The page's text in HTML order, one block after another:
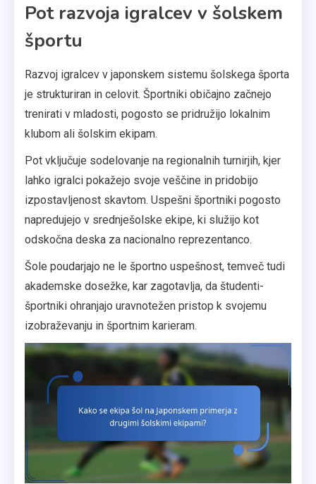
Pot razvoja igralcev v šolskem
športu
Razvoj igralcev v japonskem sistemu šolskega športa
je strukturiran in celovit. Športniki običajno začnejo
trenirati v mladosti, pogosto se pridružijo lokalnim
klubom ali šolskim ekipam.
Pot vključuje sodelovanje na regionalnih turnirjih, kjer
lahko igralci pokažejo svoje veščine in pridobijo
izpostavljenost skavtom. Uspešni športniki pogosto
napredujejo v srednješolske ekipe, ki služijo kot
odskočna deska za nacionalno reprezentanco.
Šole poudarjajo ne le športno uspešnost, temveč tudi
akademske dosežke, kar zagotavlja, da študenti-
športniki ohranjajo uravnotežen pristop k svojemu
izobraževanju in športnim karieram.